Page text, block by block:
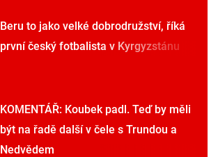
Beru to jako velké dobrodružství, říká
první český fotbalista v Kyrgyzstánu
KOMENTÁŘ: Koubek padl. Teď by měli
být na řadě další v čele s Trundou a
Nedvědem